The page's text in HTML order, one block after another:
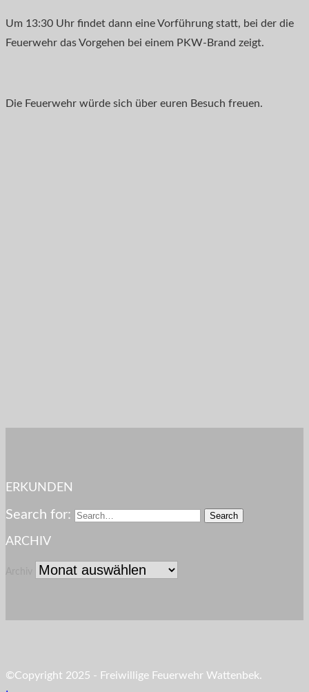
Um 13:30 Uhr findet dann eine Vorführung statt, bei der die
Feuerwehr das Vorgehen bei einem PKW-Brand zeigt.
Die Feuerwehr würde sich über euren Besuch freuen.
ERKUNDEN
Search for:
ARCHIV
©Copyright 2025 - Freiwillige Feuerwehr Wattenbek.